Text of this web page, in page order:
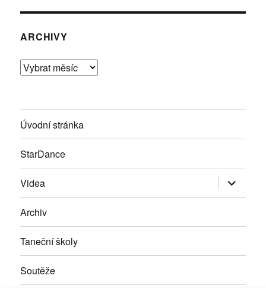
ARCHIVY
Archivy
Úvodní stránka
StarDance
Videa Zobrazit
položky
Archiv
Taneční školy
Soutěže